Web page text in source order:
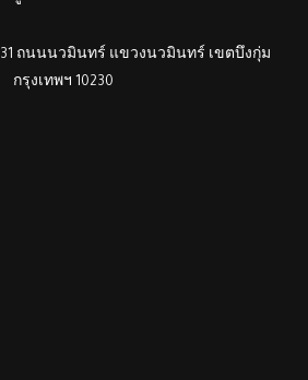
ถนนนวมินทร์ แขวงนวมินทร์ เขตบึงกุ่ม
กรุงเทพฯ 10230